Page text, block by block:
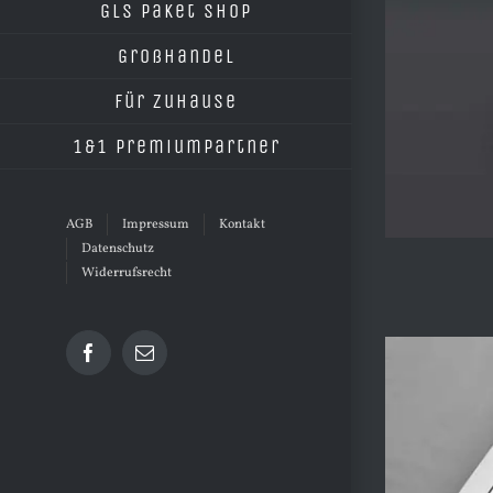
GLS Paket Shop
Großhandel
Für Zuhause
1&1 Premiumpartner
AGB Impressum
Kontakt
Datenschutz
Widerrufsrecht
Facebook
E-